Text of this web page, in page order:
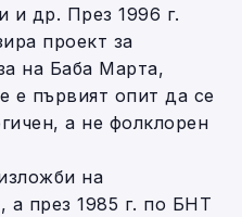
и др. През 1996 г.
проект за
на Баба Марта,
е първият опит да се
а не фолклорен
на
а през 1985 г. по БНТ